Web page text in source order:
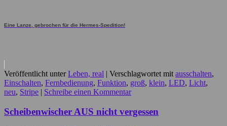
Eine Lanze, gebrochen für die Hermes-Spedition!
Veröffentlicht unter Leben, real | Verschlagwortet mit ausschalten,
Einschalten, Fernbedienung, Funktion, groß, klein, LED, Licht,
neu, Stripe | Schreibe einen Kommentar
Scheibenwischer AUS nicht vergessen